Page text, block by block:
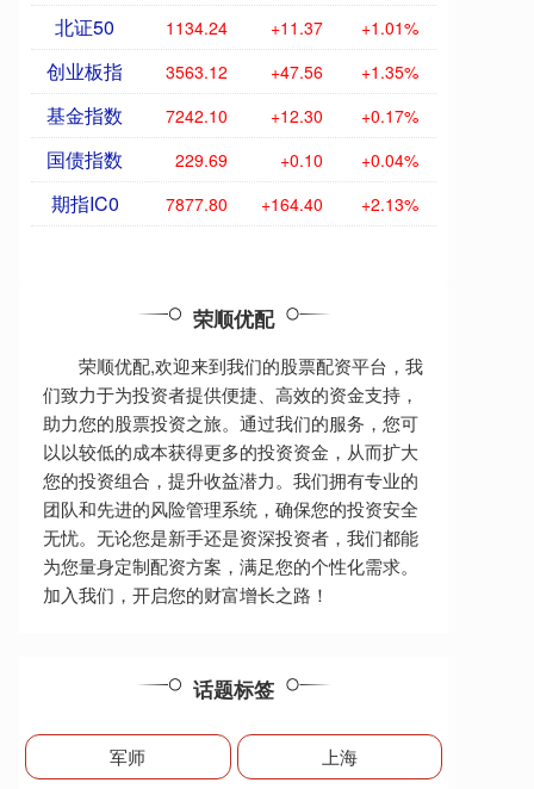
北证50 1134.24 +11.37 +1.01%
创业板指 3563.12 +47.56 +1.35%
基金指数 7242.10 +12.30 +0.17%
国债指数 229.69 +0.10 +0.04%
期指IC0 7877.80 +164.40 +2.13%
荣顺优配
荣顺优配,欢迎来到我们的股票配资平台，我
们致力于为投资者提供便捷、高效的资金支持，
助力您的股票投资之旅。通过我们的服务，您可
以以较低的成本获得更多的投资资金，从而扩大
您的投资组合，提升收益潜力。我们拥有专业的
团队和先进的风险管理系统，确保您的投资安全
无忧。无论您是新手还是资深投资者，我们都能
为您量身定制配资方案，满足您的个性化需求。
加入我们，开启您的财富增长之路！
话题标签
军师 上海